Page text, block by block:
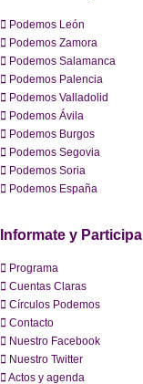
Podemos León
Podemos Zamora
Podemos Salamanca
Podemos Palencia
Podemos Valladolid
Podemos Ávila
Podemos Burgos
Podemos Segovia
Podemos Soria
Podemos España
Informate y Participa
Programa
Cuentas Claras
Círculos Podemos
Contacto
Nuestro Facebook
Nuestro Twitter
Actos y agenda